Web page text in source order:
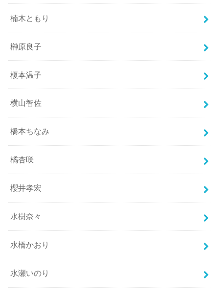
楠木ともり
榊原良子
榎本温子
横山智佐
橋本ちなみ
橘杏咲
櫻井孝宏
水樹奈々
水橋かおり
水瀬いのり